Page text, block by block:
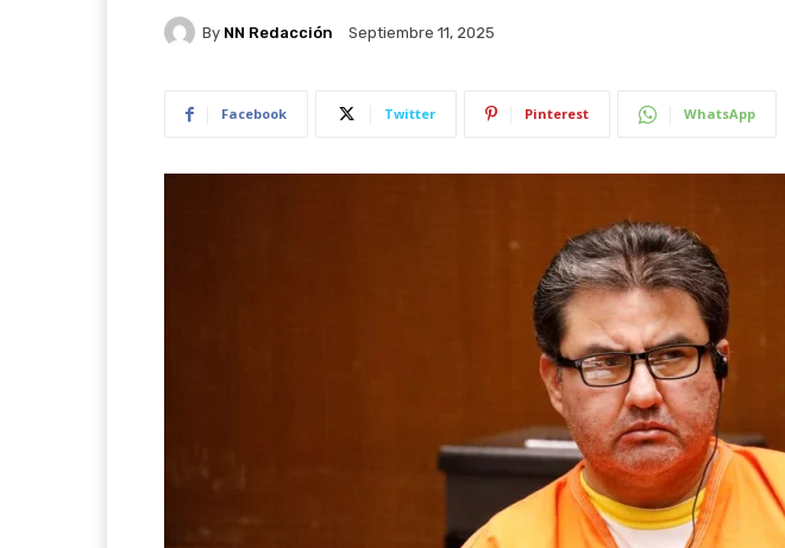
By NN Redacción Septiembre 11, 2025
Facebook Twitter Pinterest WhatsApp